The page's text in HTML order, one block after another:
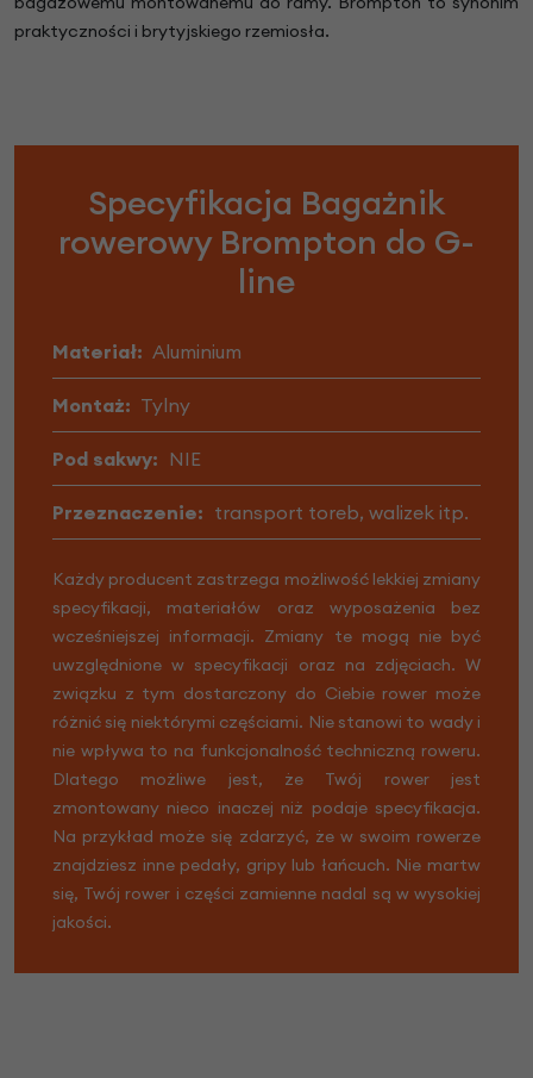
praktyczności i brytyjskiego rzemiosła.
Specyfikacja Bagażnik
rowerowy Brompton do G-
line
Materiał: Aluminium
Montaż: Tylny
Pod sakwy: NIE
Przeznaczenie: transport toreb, walizek itp.
Każdy producent zastrzega możliwość lekkiej zmiany
specyfikacji, materiałów oraz wyposażenia bez
wcześniejszej informacji. Zmiany te mogą nie być
uwzględnione w specyfikacji oraz na zdjęciach. W
związku z tym dostarczony do Ciebie rower może
różnić się niektórymi częściami. Nie stanowi to wady i
nie wpływa to na funkcjonalność techniczną roweru.
Dlatego możliwe jest, że Twój rower jest
zmontowany nieco inaczej niż podaje specyfikacja.
Na przykład może się zdarzyć, że w swoim rowerze
znajdziesz inne pedały, gripy lub łańcuch. Nie martw
się, Twój rower i części zamienne nadal są w wysokiej
jakości.